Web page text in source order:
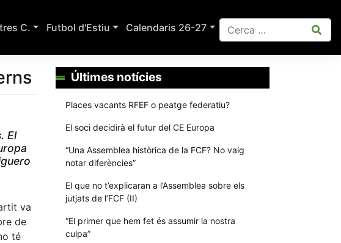
C. Futbol d'Estiu Calendaris 26-27
El
va
de
té
Últimes notícies
Places vacants RFEF o peatge federatiu?
El soci decidirà el futur del CE Europa
“Una Assemblea històrica de la FCF? No vaig
notar diferències”
El que no t’explicaran a l’Assemblea sobre els
jutjats de l’FCF (II)
“El primer que hem fet és assumir la nostra
culpa”